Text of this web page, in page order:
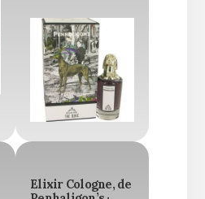
Elixir Cologne, de